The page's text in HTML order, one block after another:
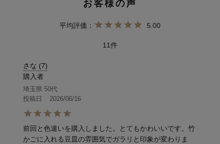
5.00
11
さな 7
購入者
埼玉県 50代
投稿日
2026/06/16
前回と色違いを購入しました。とてもかわいいです。竹
かごに入れる豆皿の雰囲気でガラリと印象が変わりま